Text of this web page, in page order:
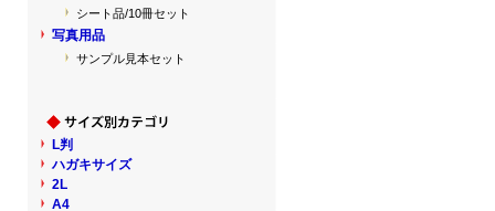
シート品/10冊セット
写真用品
サンプル見本セット
L判
ハガキサイズ
2L
A4